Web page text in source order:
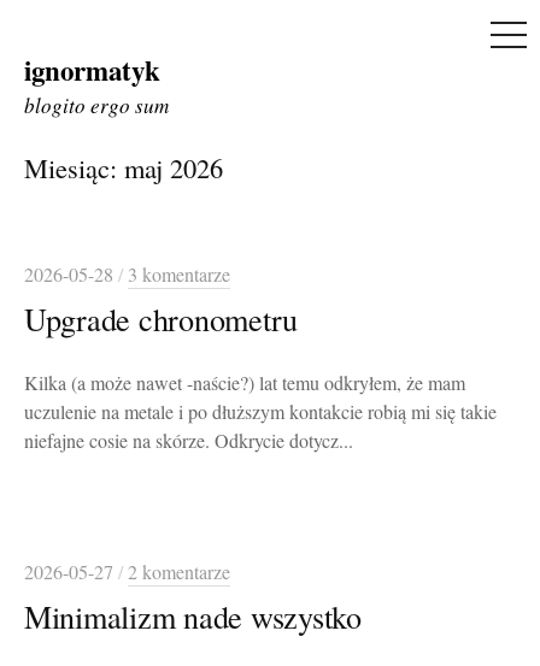
Skip
to
ignormatyk
blogito ergo sum
Miesiąc: maj 2026
2026-05-28 / 3 komentarze
Upgrade chronometru
Kilka (a może nawet -naście?) lat temu odkryłem, że mam
uczulenie na metale i po dłuższym kontakcie robią mi się takie
niefajne cosie na skórze. Odkrycie dotycz...
2026-05-27 /2 komentarze
Minimalizm nade wszystko